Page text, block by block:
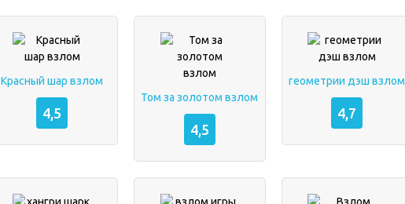
Красный шар взлом
4,5
Том за золотом взлом
4,5
геометрии дэш взлом
4,7